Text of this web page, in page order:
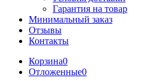
Гарантия на товар
Минимальный заказ
Отзывы
Контакты
Корзина0
Отложенные0